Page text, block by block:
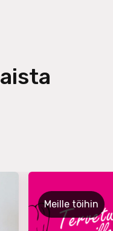
Meille töihin